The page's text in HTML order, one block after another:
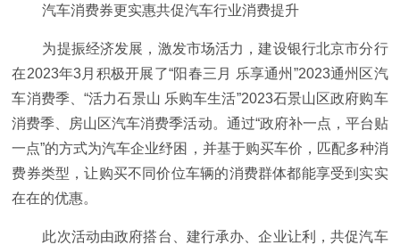
汽车消费券更实惠共促汽车行业消费提升
为提振经济发展，激发市场活力，建设银行北京市分行
在2023年3月积极开展了“阳春三月 乐享通州”2023通州区汽
车消费季、“活力石景山 乐购车生活”2023石景山区政府购车
消费季、房山区汽车消费季活动。通过“政府补一点，平台贴
一点”的方式为汽车企业纾困，并基于购买车价，匹配多种消
费券类型，让购买不同价位车辆的消费群体都能享受到实实
在在的优惠。
此次活动由政府搭台、建行承办、企业让利，共促汽车